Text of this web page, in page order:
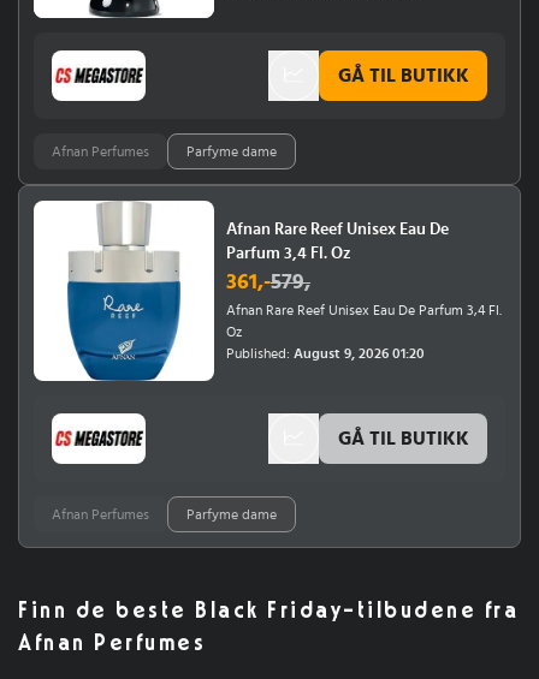
Afnan Perfumes Parfyme dame
GÅ TIL BUTIKK
Afnan Rare Reef Unisex Eau De
Parfum 3,4 Fl. Oz
361,-579,
Afnan Rare Reef Unisex Eau De Parfum 3,4 Fl.
Oz
Published: August 9, 2026 01:20
Afnan Perfumes Parfyme dame
GÅ TIL BUTIKK
Finn de beste Black Friday-tilbudene fra
Afnan Perfumes